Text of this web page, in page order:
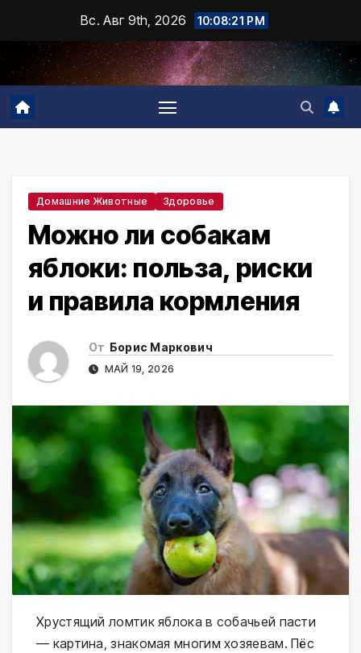
содержимому
Вс. Авг 9th, 2026 10:08:22 PM
Домашние Животные Здоровье
Можно ли собакам
яблоки: польза, риски
и правила кормления
От Борис Маркович
МАЙ 19, 2026
Хрустящий ломтик яблока в собачьей пасти
— картина, знакомая многим хозяевам. Пёс